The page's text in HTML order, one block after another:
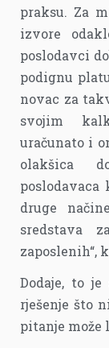
praksu. Za
izvore
poslodavci
podignu
novac za
svojim
uračunato i
olakšica
druge
sredstava
zaposlenih“,
Dodaje, to
rješenje što
pitanje može